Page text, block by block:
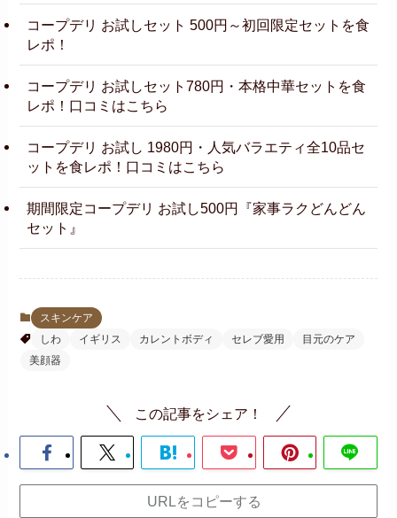
コープデリ お試しセット 500円～初回限定セットを食
レポ！
コープデリ お試しセット780円・本格中華セットを食
レポ！口コミはこちら
コープデリ お試し 1980円・人気バラエティ全10品セ
ットを食レポ！口コミはこちら
期間限定コープデリ お試し500円『家事ラクどんどん
セット』
スキンケア
しわ
イギリス カレントボディ セレブ愛用
目元のケア
美顔器
この記事をシェア！
URLをコピーする